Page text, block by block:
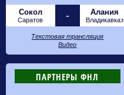
Сокол
Саратов - Алания
Владикавказ
Текстовая трансляция
Видео
ПАРТНЕРЫ ФНЛ